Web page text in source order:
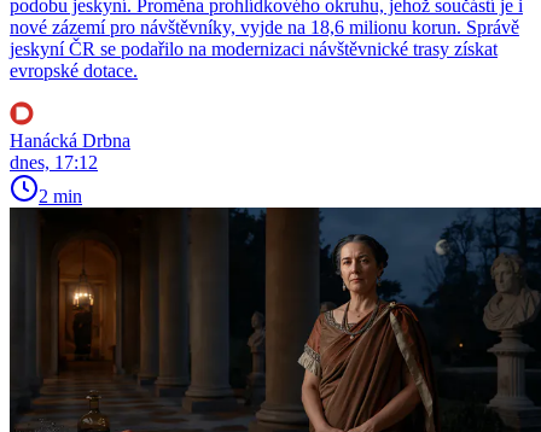
podobu jeskyní. Proměna prohlídkového okruhu, jehož součástí je i
nové zázemí pro návštěvníky, vyjde na 18,6 milionu korun. Správě
jeskyní ČR se podařilo na modernizaci návštěvnické trasy získat
evropské dotace.
Hanácká Drbna
dnes, 17:12
2 min